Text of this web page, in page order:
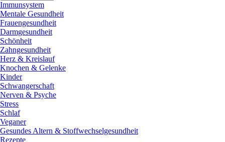
Immunsystem
Mentale Gesundheit
Frauengesundheit
Darmgesundheit
Schönheit
Zahngesundheit
Herz & Kreislauf
Knochen & Gelenke
Kinder
Schwangerschaft
Nerven & Psyche
Stress
Schlaf
Veganer
Gesundes Altern & Stoffwechselgesundheit
Rezepte